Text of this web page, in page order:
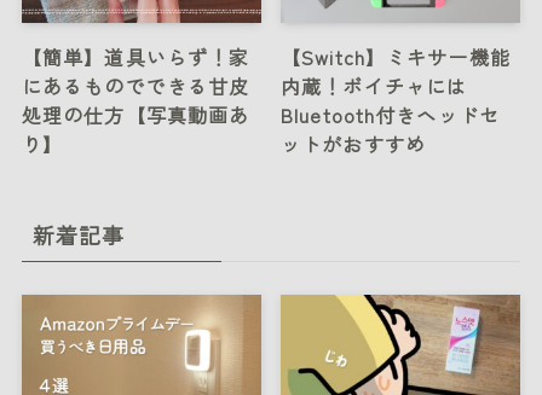
【簡単】道具いらず！家
にあるものでできる甘皮
処理の仕方【写真動画あ
り】
【Switch】ミキサー機能
内蔵！ボイチャには
Bluetooth付きヘッドセ
ットがおすすめ
新着記事